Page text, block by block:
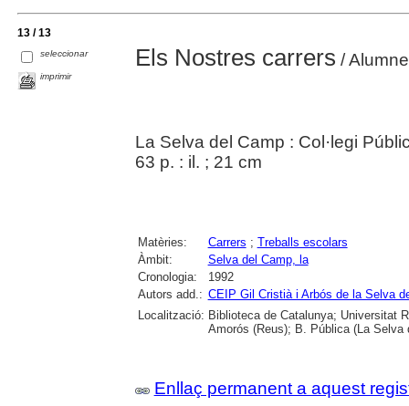
13 / 13
seleccionar
imprimir
Els Nostres carrers /
La Selva del Camp : Col·legi
63 p. : il. ; 21 cm
Matèries: Carrers ; Treballs escolars
Àmbit:
Selva del Camp, la
Cronologia:
1992
Autors add.: CEIP Gil Cristià i Arbós de la Selva
Localització: Biblioteca de Catalunya; Universitat
Amorós (Reus); B. Pública (La Selva
Enllaç permanent a aquest